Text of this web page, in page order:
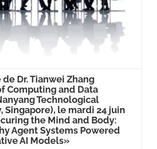
Dr. Tianwei Zhang
Computing and Data
Technological
Singapore), le mardi 24 juin
the Mind and Body:
Agent Systems Powered
AI Models»